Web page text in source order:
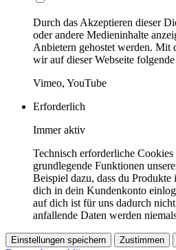
Durch das Akzeptieren dieser
oder andere Medieninhalte
Anbietern gehostet werden. Mit
wir auf dieser Webseite
Vimeo, YouTube
Erforderlich
Immer aktiv
Technisch erforderliche
grundlegende Funktionen
Beispiel dazu, dass du
dich in dein Kundenkonto
auf dich ist für uns dadurch
anfallende Daten werden
Einstellungen speichern Zustimmen